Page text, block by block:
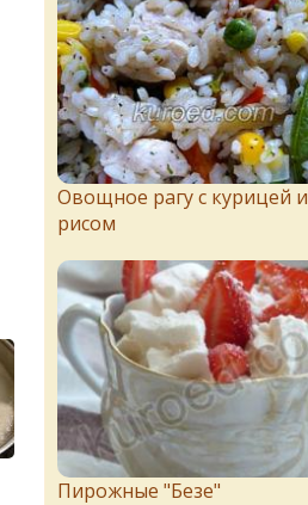
Овощное рагу с курицей и
рисом
Пирожныe "Бeзe"